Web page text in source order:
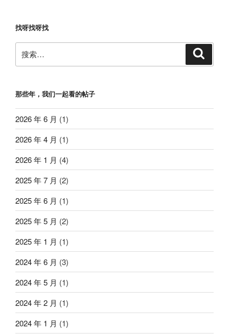
找呀找呀找
索：
那些年，我们一起看的帖子
2026 年 6 月 (1)
2026 年 4 月 (1)
2026 年 1 月 (4)
2025 年 7 月 (2)
2025 年 6 月 (1)
2025 年 5 月 (2)
2025 年 1 月 (1)
2024 年 6 月 (3)
2024 年 5 月 (1)
2024 年 2 月 (1)
2024 年 1 月 (1)